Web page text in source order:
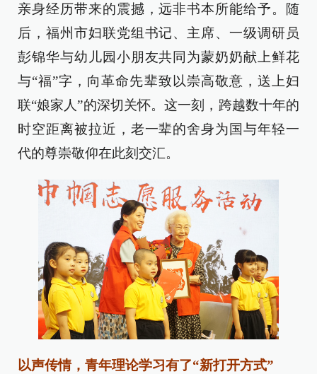
亲身经历带来的震撼，远非书本所能给予。随
后，福州市妇联党组书记、主席、一级调研员
彭锦华与幼儿园小朋友共同为蒙奶奶献上鲜花
与“福”字，向革命先辈致以崇高敬意，送上妇
联“娘家人”的深切关怀。这一刻，跨越数十年的
时空距离被拉近，老一辈的舍身为国与年轻一
代的尊崇敬仰在此刻交汇。
以声传情，青年理论学习有了“新打开方式”